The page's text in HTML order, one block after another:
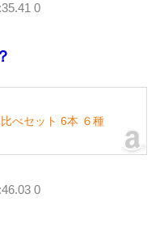
ck
et
0
べセット 6本 ６種
0